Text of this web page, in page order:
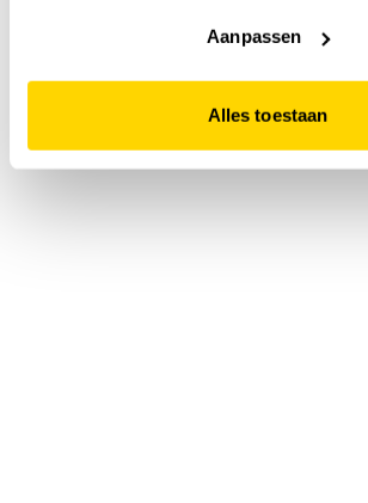
website niet optimaal functioneert.
Aanpassen
Alles toestaan